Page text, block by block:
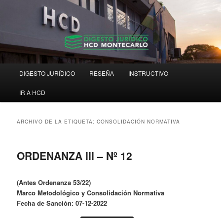
Digesto HCD Montecarlo
Digesto Jurídico Consolidado
principal
DIGESTO JURÍDICO RESEÑA INSTRUCTIVO
IR A HCD
ARCHIVO DE LA ETIQUETA:CONSOLIDACIÓN NORMATIVA
ORDENANZA III – Nº 12
(Antes Ordenanza 53/22)
Marco Metodológico y Consolidación Normativa
Fecha de Sanción: 07-12-2022